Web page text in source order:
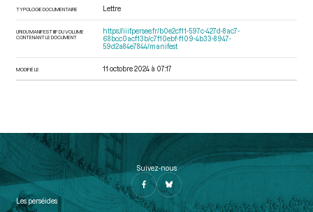
TYPOLOGIE DOCUMENTAIRE Lettre
URI DU MANIFEST IIIF DU VOLUME
CONTENANT LE DOCUMENT
https://iiif.persee.fr/b0e2cf11-597c-427d-8ac7-
68bcc0acf13b/c7f10ebf-f109-4b33-8947-
59d2a84e7844/manifest
MODIFIÉ LE 11 octobre 2024 à 07:17
Suivez-nous
Les perséides